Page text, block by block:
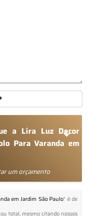
a Lira Luz Decor
Para Varanda em
um orçamento
em Jardim São Paulo" é de
total, mesmo citando nossos